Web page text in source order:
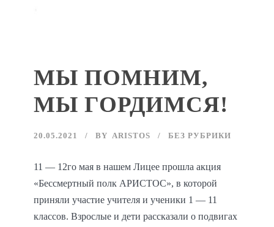
МЫ ПОМНИМ,
МЫ ГОРДИМСЯ!
20.05.2021 BY ARISTOS БЕЗ РУБРИКИ
11 — 12го мая в нашем Лицее прошла акция
«Бессмертный полк АРИСТОС», в которой
приняли участие учителя и ученики 1 — 11
классов. Взрослые и дети рассказали о подвигах